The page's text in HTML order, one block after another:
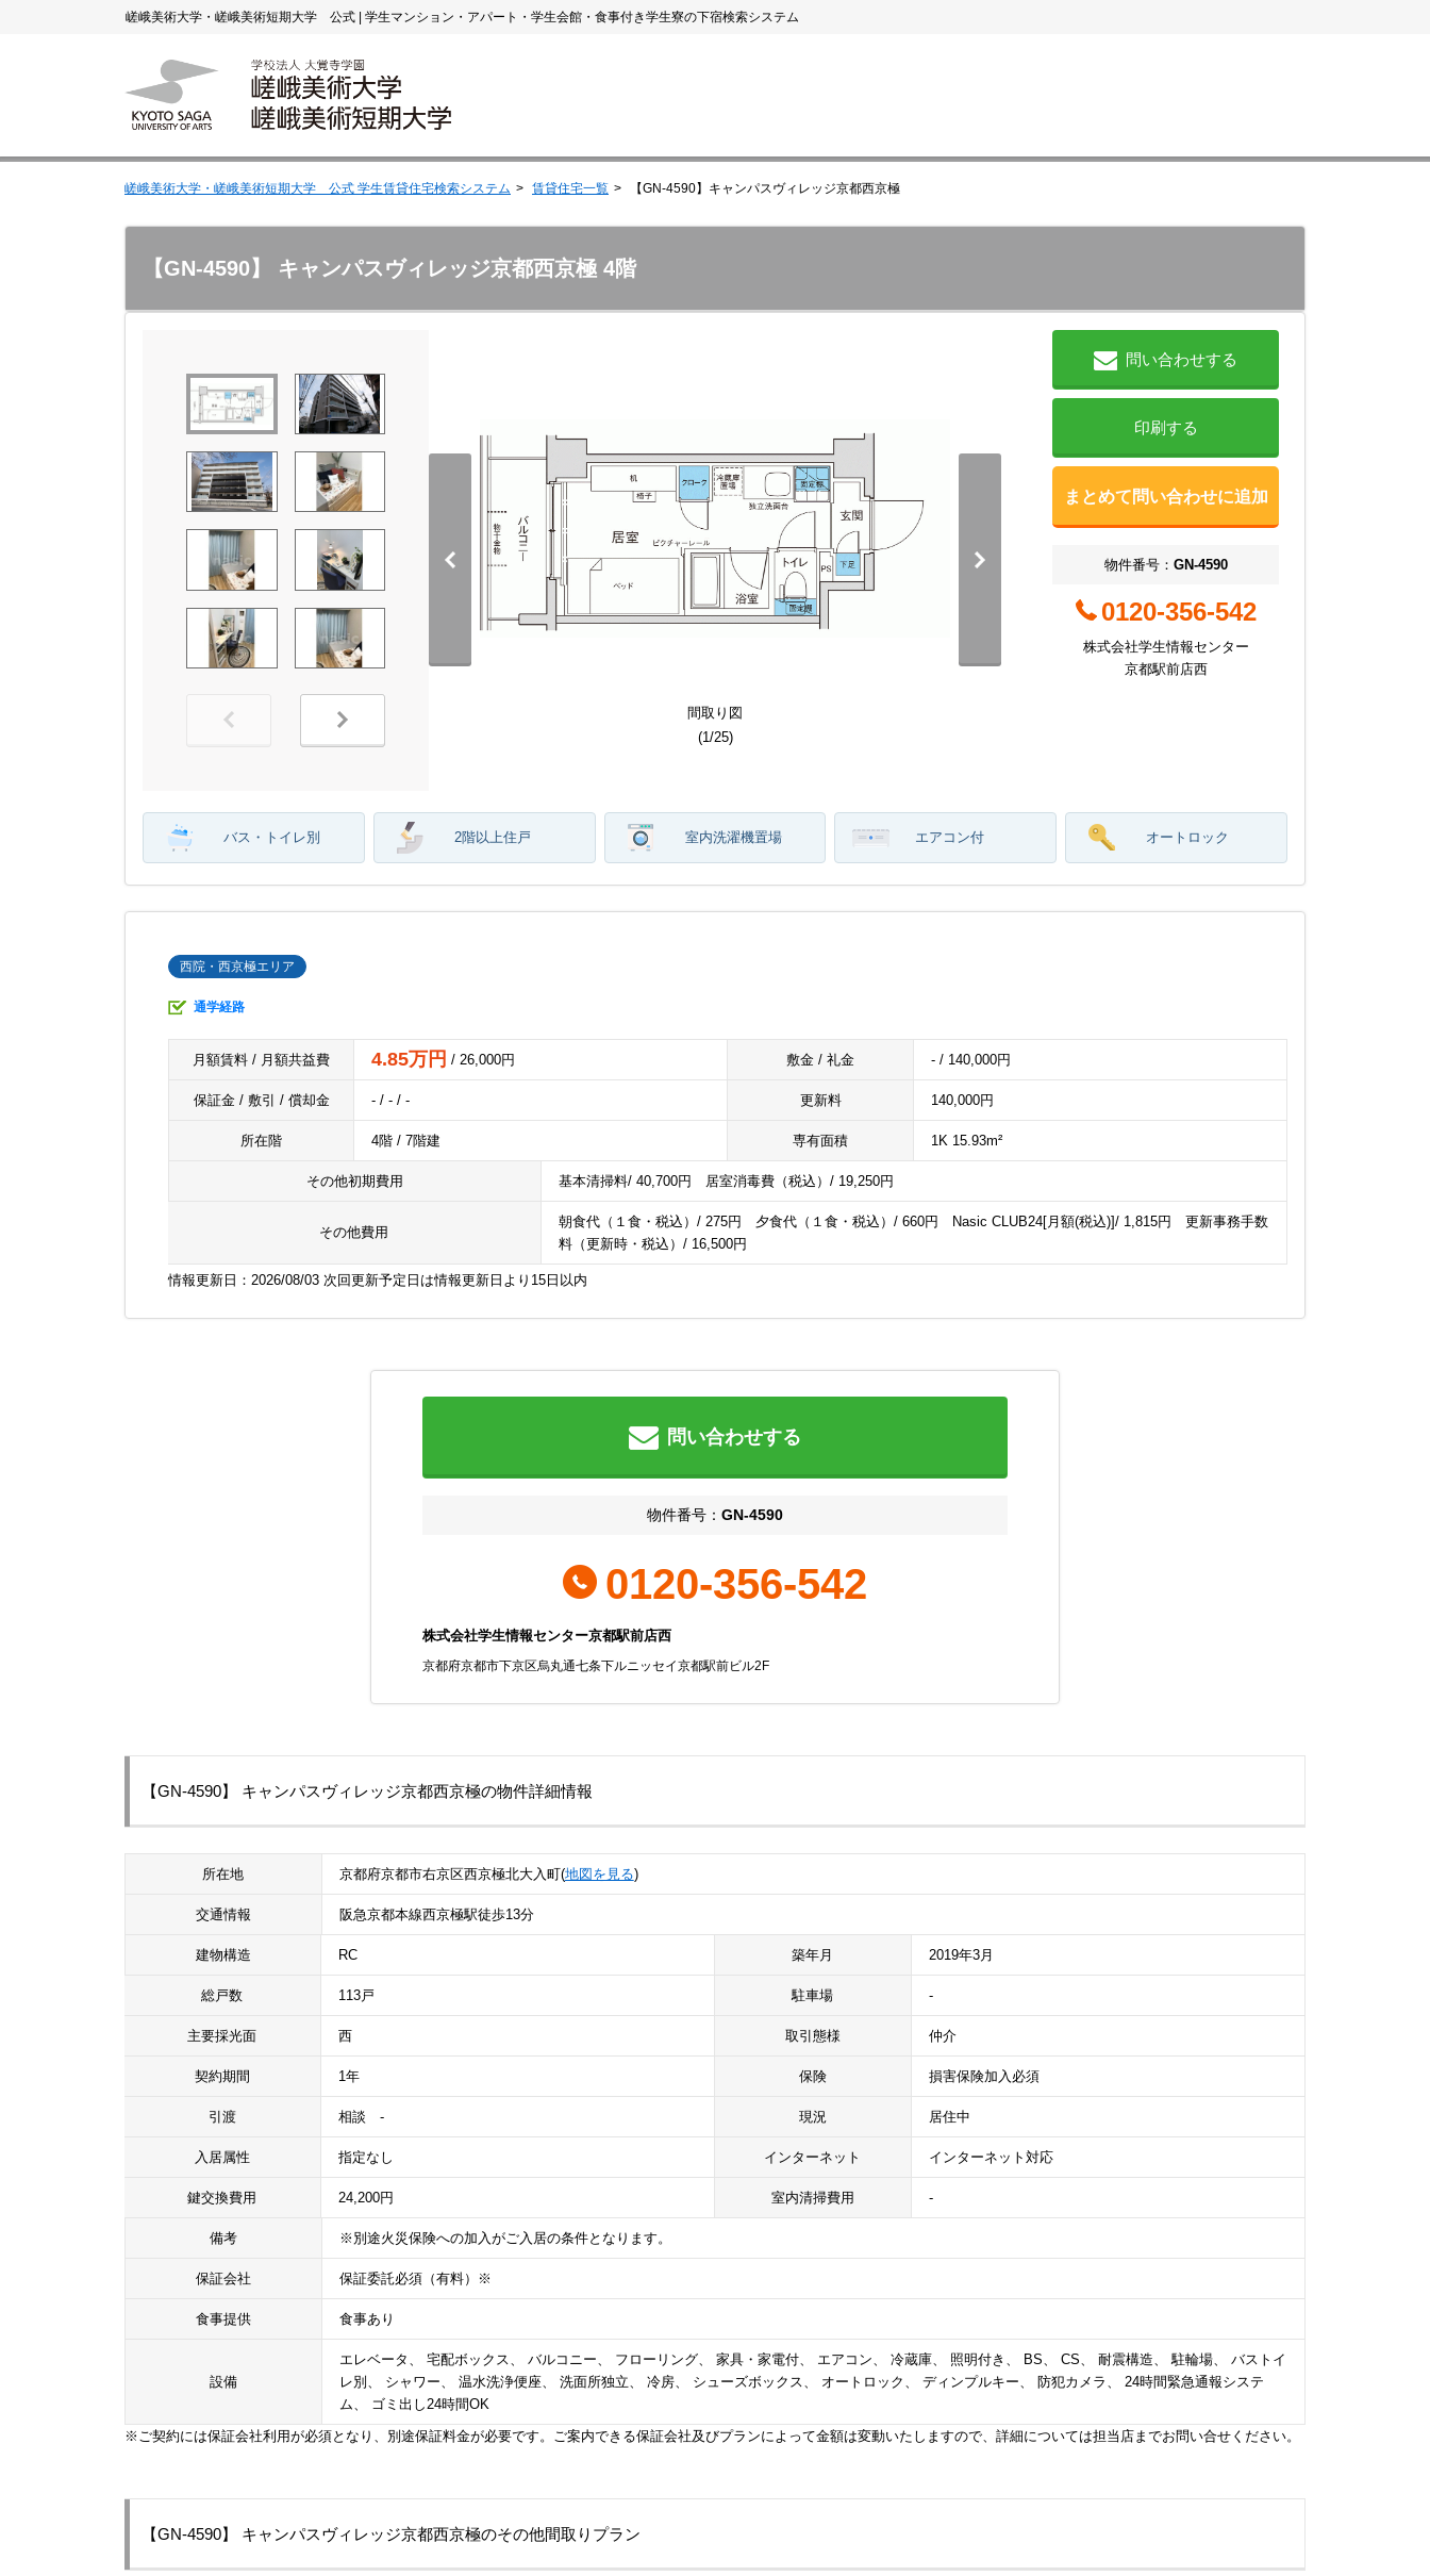
嵯峨美術大学・嵯峨美術短期大学 公式 学生マンション・アパート・学生会館・食事付き学生寮の下宿検索システム
嵯峨美術大学・嵯峨美術短期大学 公式 学生賃貸住宅検索システム 賃貸住宅一覧 【GN-4590】キャンパスヴィレッジ京都西京極
【GN-4590】 キャンパスヴィレッジ京都西京極 4階
その他
(1 /25)
間取り図
(1 /25)
建物外観
(1 /25)
建物外観
(1 /25)
居室・リビング
(1 /25)
居室・リビング
(1 /25)
居室・リビング
(1 /25)
居室・リビング
(1 /25)
居室・リビング
(1 /25)
居室・リビング
(1 /25)
居室・リビング
(1 /25)
バス
(1 /25)
トイレ
(1 /25)
収納
(1 /25)
収納
(1 /25)
その他部屋スペース
(1 /25)
その他部屋スペース
(1 /25)
洗面所写真
(1 /25)
その他設備
(1 /25)
エントランス
(1 /25)
その他共用部分
(1 /25)
その他共用部分
(1 /25)
その他共用部分
(1 /25)
その他共用部分
(1 /25)
その他
(1 /25)
その他
(1 /25)
間取り図
(1 /25)
問い合わせする
印刷する
まとめて問い合わせに追加
物件番号： GN-4590
0120-356-542
株式会社学生情報センター
京都駅前店西
バス・トイレ別 2階以上住戸 室内洗濯機置場 エアコン付 オートロック
西院・西京極エリア
通学経路
月額賃料 / 月額共益費 4.85万円 / 26,000円 敷金 / 礼金 - / 140,000円
保証金 / 敷引 / 償却金 - / - / - 更新料 140,000円
所在階 4階 / 7階建 専有面積 1K 15.93m²
その他初期費用 基本清掃料/ 40,700円 居室消毒費（税込）/ 19,250円
その他費用
朝食代（１食・税込）/ 275円 夕食代（１食・税込）/ 660円 Nasic CLUB24[月額(税込)]/ 1,815円 更新事務手数
料（更新時・税込）/ 16,500円
情報更新日：2026/08/03 次回更新予定日は情報更新日より15日以内
問い合わせする
物件番号： GN-4590
0120-356-542
株式会社学生情報センター京都駅前店西
京都府京都市下京区烏丸通七条下ルニッセイ京都駅前ビル2F
【GN-4590】 キャンパスヴィレッジ京都西京極の物件詳細情報
所在地 京都府京都市右京区西京極北大入町(地図を見る)
交通情報 阪急京都本線西京極駅徒歩13分
建物構造 RC 築年月 2019年3月
総戸数 113戸 駐車場 -
主要採光面 西 取引態様 仲介
契約期間 1年 保険 損害保険加入必須
引渡 相談 - 現況 居住中
入居属性 指定なし インターネット インターネット対応
鍵交換費用 24,200円 室内清掃費用 -
備考 ※別途火災保険への加入がご入居の条件となります。
保証会社 保証委託必須（有料）※
食事提供 食事あり
設備
エレベータ、 宅配ボックス、 バルコニー、 フローリング、 家具・家電付、 エアコン、 冷蔵庫、 照明付き、 BS、 CS、 耐震構造、 駐輪場、 バストイ
レ別、 シャワー、 温水洗浄便座、 洗面所独立、 冷房、 シューズボックス、 オートロック、 ディンプルキー、 防犯カメラ、 24時間緊急通報システ
ム、 ゴミ出し24時間OK
※ご契約には保証会社利用が必須となり、別途保証料金が必要です。ご案内できる保証会社及びプランによって金額は変動いたしますので、詳細については担当店までお問い合せください。
【GN-4590】 キャンパスヴィレッジ京都西京極のその他間取りプラン